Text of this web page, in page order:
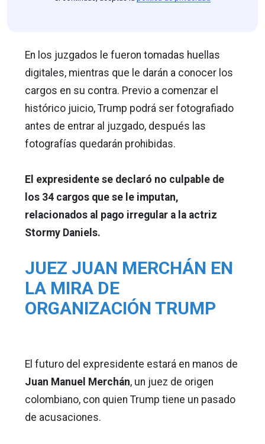
En los juzgados le fueron tomadas huellas
digitales, mientras que le darán a conocer los
cargos en su contra. Previo a comenzar el
histórico juicio, Trump podrá ser fotografiado
antes de entrar al juzgado, después las
fotografías quedarán prohibidas.
El expresidente se declaró no culpable de
los 34 cargos que se le imputan,
relacionados al pago irregular a la actriz
Stormy Daniels.
JUEZ JUAN MERCHÁN EN
LA MIRA DE
ORGANIZACIÓN TRUMP
El futuro del expresidente estará en manos de
Juan Manuel Merchán, un juez de origen
colombiano, con quien Trump tiene un pasado
de acusaciones.